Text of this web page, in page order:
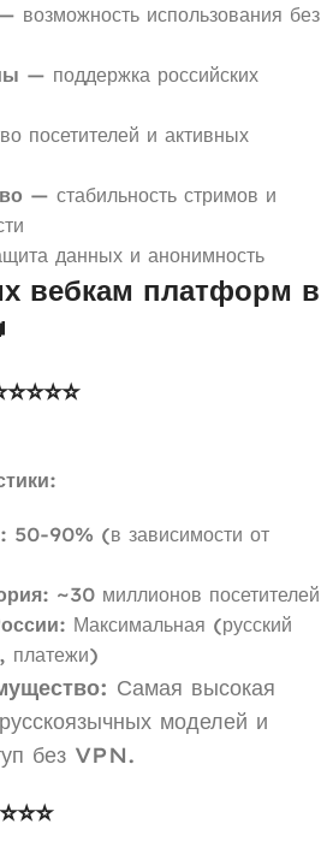
возможность использования без
— поддержка российских
посетителей и активных
— стабильность стримов и
данных и анонимность
вебкам платформ в
50-90% (в зависимости от
~30 миллионов посетителей
Максимальная (русский
платежи)
Самая высокая
моделей и
без VPN.